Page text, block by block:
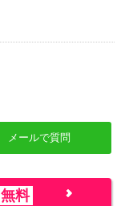
メールで質問
無料